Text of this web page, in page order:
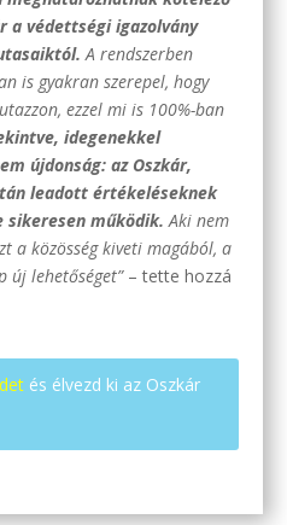
a védettségi igazolvány
A rendszerben
is gyakran szerepel, hogy
ezzel mi is 100%-ban
idegenekkel
újdonság: az Oszkár,
leadott értékeléseknek
sikeresen működik. Aki nem
a közösség kiveti magából, a
új lehetőséget”– tette hozzá
és élvezd ki az Oszkár